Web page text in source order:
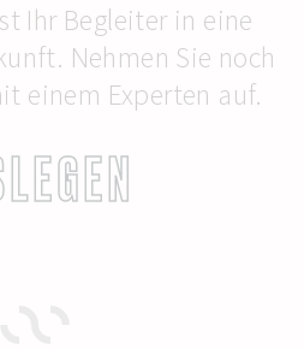
Ihr Begleiter in eine
Nehmen Sie noch
einem Experten auf.